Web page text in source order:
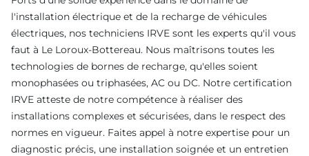
l'installation électrique et de la recharge de véhicules
électriques, nos techniciens IRVE sont les experts qu'il vous
faut à Le Loroux-Bottereau. Nous maîtrisons toutes les
technologies de bornes de recharge, qu'elles soient
monophasées ou triphasées, AC ou DC. Notre certification
IRVE atteste de notre compétence à réaliser des
installations complexes et sécurisées, dans le respect des
normes en vigueur. Faites appel à notre expertise pour un
diagnostic précis, une installation soignée et un entretien